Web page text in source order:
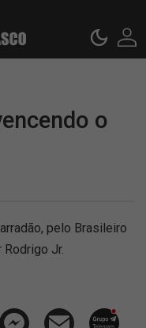
o
pelo Brasileiro
Rodrigo Jr.